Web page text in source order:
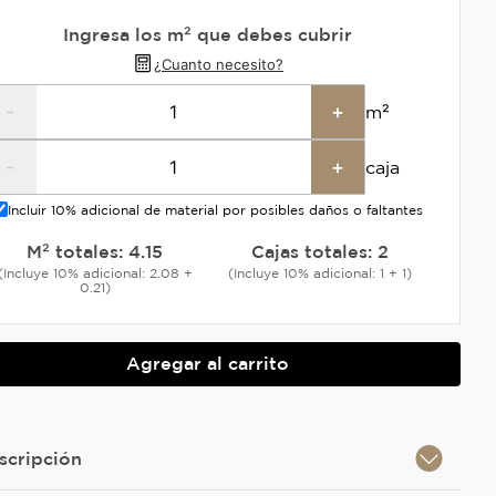
Ingresa los m² que debes cubrir
¿Cuanto necesito?
- + m²
- + caja
Incluir 10% adicional de material por posibles daños o faltantes
M² totales:4.15
10% adicional: 2.08 +
0.21)
Cajas totales: 2
(Incluye 10% adicional: 1 + 1)
Agregar al carrito